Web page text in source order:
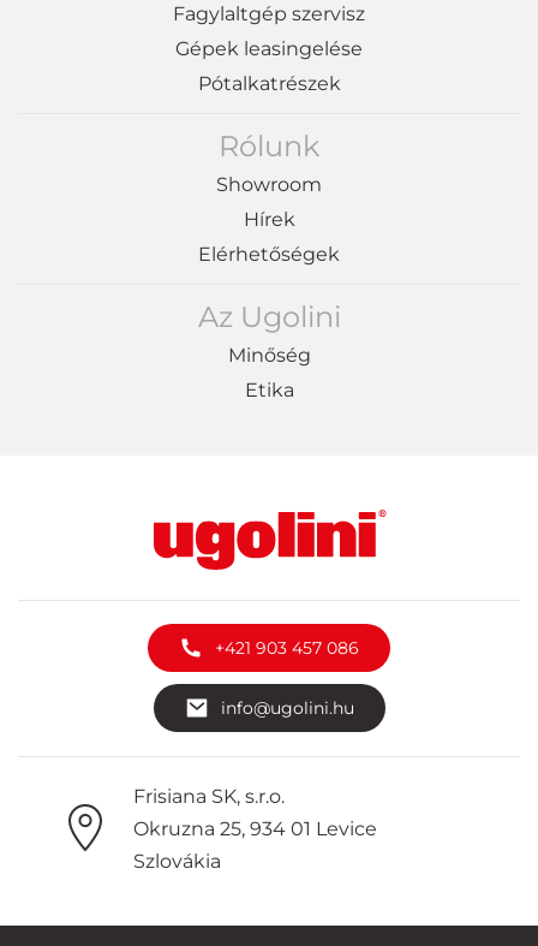
Fagylaltgép szervisz
Gépek leasingelése
Pótalkatrészek
Rólunk
Showroom
Hírek
Elérhetőségek
Az Ugolini
Minőség
Etika
+421 903 457 086
info@ugolini.hu
Frisiana SK, s.r.o.
Okruzna 25, 934 01 Levice
Szlovákia